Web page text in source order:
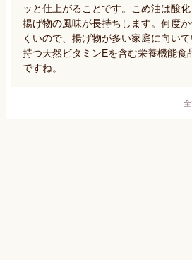
ッと仕上がることです。こめ油は酸化
揚げ物の風味が長持ちします。何度
くいので、揚げ物が多い家庭に向い
持つ天然ビタミンEを含む栄養機能食
ですね。